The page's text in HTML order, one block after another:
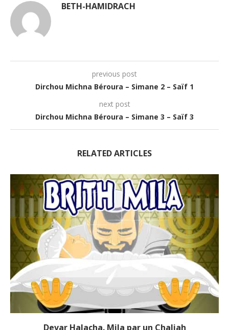
BETH-HAMIDRACH
previous post
Dirchou Michna Béroura – Simane 2 – Saïf 1
next post
Dirchou Michna Béroura – Simane 3 – Saïf 3
RELATED ARTICLES
Devar Halacha. Mila par un Chaliah